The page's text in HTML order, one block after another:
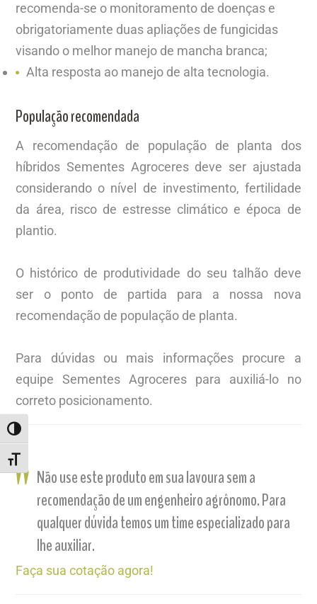
ALTERNAR ALTO CONTRASTE
ALTERNAR TAMANHO DA FONTE
recomenda-se o monitoramento de doenças e
obrigatoriamente duas apliações de fungicidas
visando o melhor manejo de mancha branca;
Alta resposta ao manejo de alta tecnologia.
População recomendada
A recomendação de população de planta dos
híbridos Sementes Agroceres deve ser ajustada
considerando o nível de investimento, fertilidade
da área, risco de estresse climático e época de
plantio.
O histórico de produtividade do seu talhão deve
ser o ponto de partida para a nossa nova
recomendação de população de planta.
Para dúvidas ou mais informações procure a
equipe Sementes Agroceres para auxiliá-lo no
correto posicionamento.
Não use este produto em sua lavoura sem a
recomendação de um engenheiro agrônomo. Para
qualquer dúvida temos um time especializado para
lhe auxiliar.
Faça sua cotação agora!